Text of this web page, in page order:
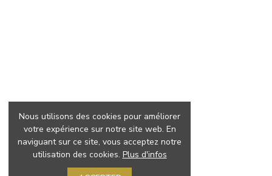
Nous utilisons des cookies pour améliorer
votre expérience sur notre site web. En
naviguant sur ce site, vous acceptez notre
utilisation des cookies. Plus d'infos